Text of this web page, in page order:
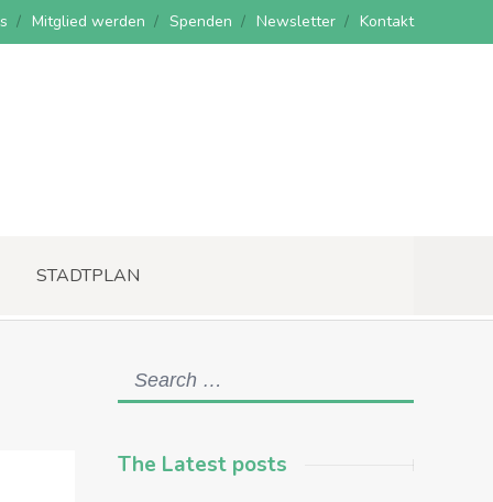
Mitglied werden Spenden Newsletter Kontakt
STADTPLAN
The Latest posts